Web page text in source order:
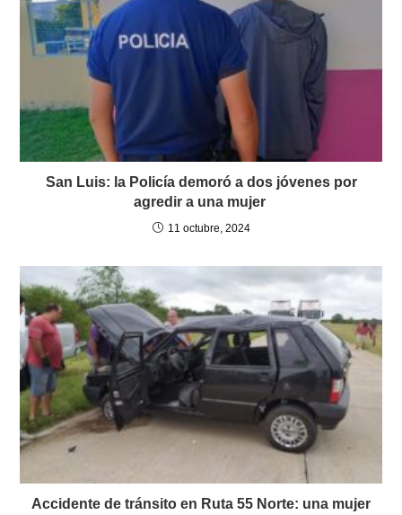
San Luis: la Policía demoró a dos jóvenes por
agredir a una mujer
11 octubre, 2024
Accidente de tránsito en Ruta 55 Norte: una mujer